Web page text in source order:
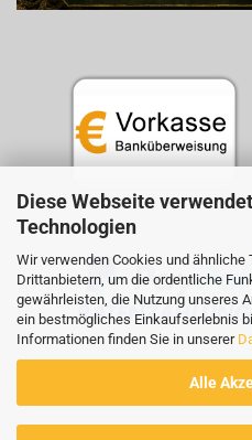
Diese Webseite
Technologien
Wir verwenden Cookies und ähnliche
Drittanbietern, um die ordentliche
gewährleisten, die Nutzung unseres
ein bestmögliches Einkaufserlebnis
Informationen finden Sie in unserer
Alle